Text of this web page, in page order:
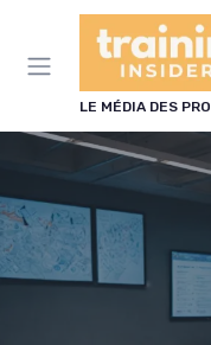
LE MÉDIA DES
Panneau de gestion